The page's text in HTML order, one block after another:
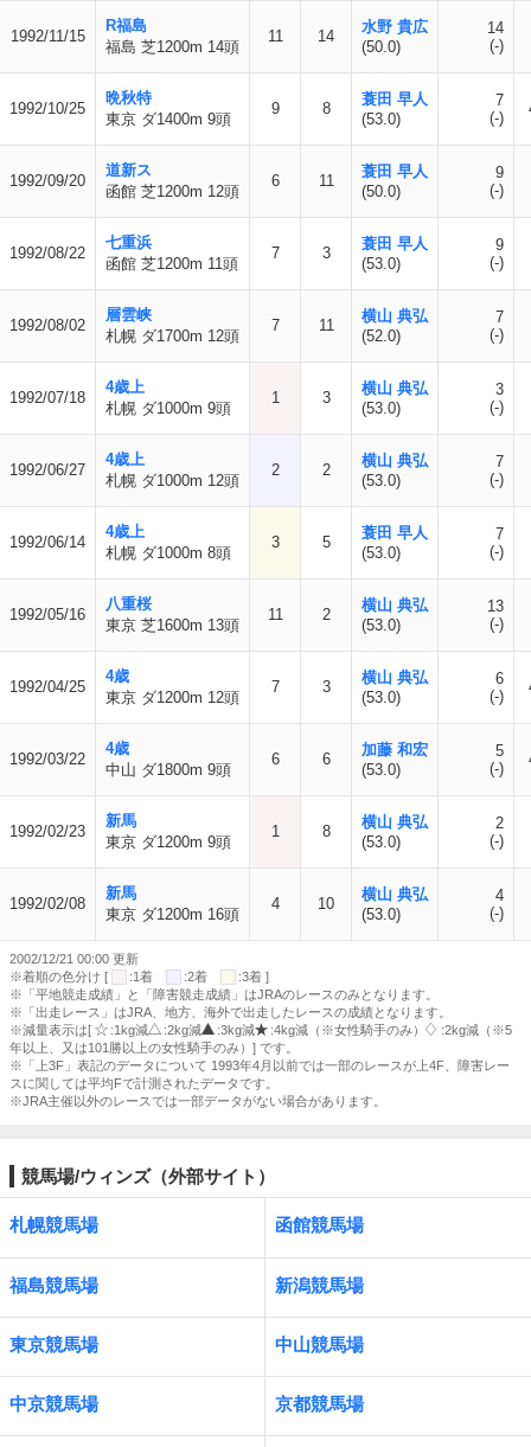
1992/11/15
R福島
福島 芝1200m 14頭
11 14
水野 貴広
(50.0)
14
(-)
1992/10/25
晩秋特
東京 ダ1400m 9頭
9 8
蓑田 早人
(53.0)
7
(-)
1992/09/20
道新ス
函館 芝1200m 12頭
6 11
蓑田 早人
(50.0)
9
(-)
1992/08/22
七重浜
函館 芝1200m 11頭
7 3
蓑田 早人
(53.0)
9
(-)
1992/08/02
層雲峡
札幌 ダ1700m 12頭
7 11
横山 典弘
(52.0)
7
(-)
1992/07/18
4歳上
札幌 ダ1000m 9頭
1 3
横山 典弘
(53.0)
3
(-)
1992/06/27
4歳上
札幌 ダ1000m 12頭
2 2
横山 典弘
(53.0)
7
(-)
1992/06/14
4歳上
札幌 ダ1000m 8頭
3 5
蓑田 早人
(53.0)
7
(-)
1992/05/16
八重桜
東京 芝1600m 13頭
11 2
横山 典弘
(53.0)
13
(-)
1992/04/25
4歳
東京 ダ1200m 12頭
7 3
横山 典弘
(53.0)
6
(-)
1992/03/22
4歳
中山 ダ1800m 9頭
6 6
加藤 和宏
(53.0)
5
(-)
1992/02/23
新馬
東京 ダ1200m 9頭
1 8
横山 典弘
(53.0)
2
(-)
1992/02/08
新馬
東京 ダ1200m 16頭
4 10
横山 典弘
(53.0)
4
(-)
2002/12/21 00:00 更新
※着順の色分け [
:1着 :2着
:3着 ]
※「平地競走成績」と「障害競走成績」はJRAのレースのみとなります。
※「出走レース」はJRA、地方、海外で出走したレースの成績となります。
※減量表示は[
:1kg減 :2kg減 :3kg減 :4kg減（※女性騎手のみ）
:2kg減（※5
年以上、又は101勝以上の女性騎手のみ）] です。
※「上3F」表記のデータについて 1993年4月以前では一部のレースが上4F、障害レー
スに関しては平均Fで計測されたデータです。
※JRA主催以外のレースでは一部データがない場合があります。
競馬場/ウィンズ（外部サイト）
札幌競馬場 函館競馬場
福島競馬場 新潟競馬場
東京競馬場 中山競馬場
中京競馬場 京都競馬場